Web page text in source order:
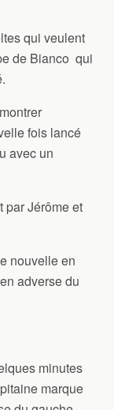
qui veulent
de Bianco qui
fois lancé
avec un
par Jérôme et
nouvelle en
adverse du
minutes
marque